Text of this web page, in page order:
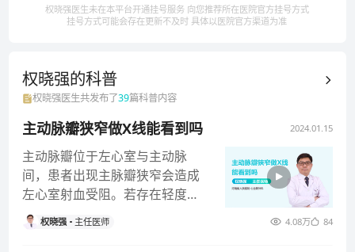
权晓强医生未在本平台开通挂号服务 向您推荐所在医院官方挂号方式
挂号方式可能会存在更新不及时 具体以医院官方渠道为准
权晓强的科普
权晓强医生共发布了39篇科普内容
主动脉瓣狭窄做X线能看到吗 2024.01.15
主动脉瓣位于左心室与主动脉
间，患者出现主脉瓣狭窄会造成
左心室射血受阻。若存在轻度病
变，则通过X线可能无法发现较大
改变，而
权晓强 主任医师 4.08万 84